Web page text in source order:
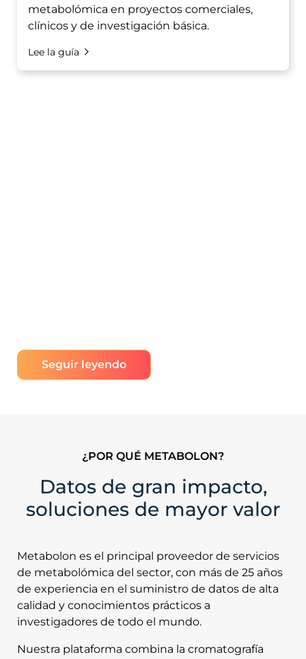
metabolómica en proyectos comerciales,
clínicos y de investigación básica.
Lee la guía
Seguir leyendo
¿POR QUÉ METABOLON?
Datos de gran impacto,
soluciones de mayor valor
Metabolon es el principal proveedor de servicios
de metabolómica del sector, con más de 25 años
de experiencia en el suministro de datos de alta
calidad y conocimientos prácticos a
investigadores de todo el mundo.
Nuestra plataforma combina la cromatografía